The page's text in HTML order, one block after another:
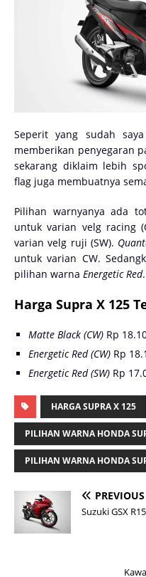
Seperit yang sudah
memberikan penyegaran
sekarang diklaim lebih
flag juga membuatnya
Pilihan warnyanya ada
untuk varian velg racing
varian velg ruji (SW).
untuk varian CW.
pilihan warna Energetic Red.
Harga Supra X 125
Matte Black (CW) Rp
Energetic Red (CW) Rp
Energetic Red (SW) Rp
HARGA SUPRA X 125
PILIHAN WARNA HONDA
PILIHAN WARNA HONDA
PREVIOUS
Suzuki GSX